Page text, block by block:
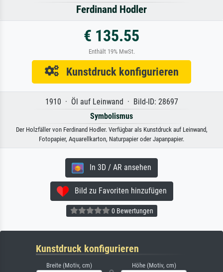
Ferdinand Hodler
€ 135.55
Enthält 19% MwSt.
Kunstdruck konfigurieren
1910 · Öl auf Leinwand · Bild-ID: 28697
Symbolismus
Der Holzfäller von Ferdinand Hodler. Verfügbar als Kunstdruck auf Leinwand,
Fotopapier, Aquarellkarton, Naturpapier oder Japanpapier.
In 3D / AR ansehen
Bild zu Favoriten hinzufügen
0 Bewertungen
Kunstdruck konfigurieren
Breite (Motiv, cm) Höhe (Motiv, cm)